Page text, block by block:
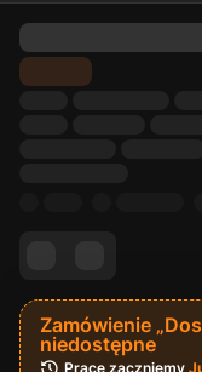
Zamówienie
niedostępne
Pracę zaczniemy